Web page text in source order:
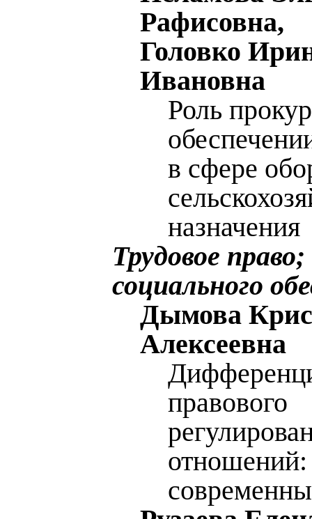
Рафисовна,
Головко
Ивановна
Роль
в сфере
назначения
Трудовое
социального
Дымова
Алексеевна
правового
отношений: